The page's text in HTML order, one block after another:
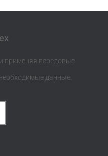
применяя передовые
данные.